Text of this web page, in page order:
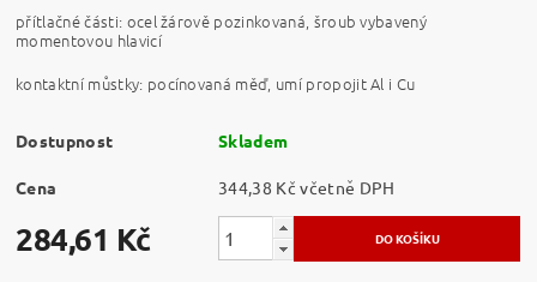
přítlačné části: ocel žárově pozinkovaná, šroub vybavený
momentovou hlavicí
kontaktní můstky: pocínovaná měď, umí propojit Al i Cu
Dostupnost Skladem
Cena 344,38 Kč včetně DPH
284,61 Kč